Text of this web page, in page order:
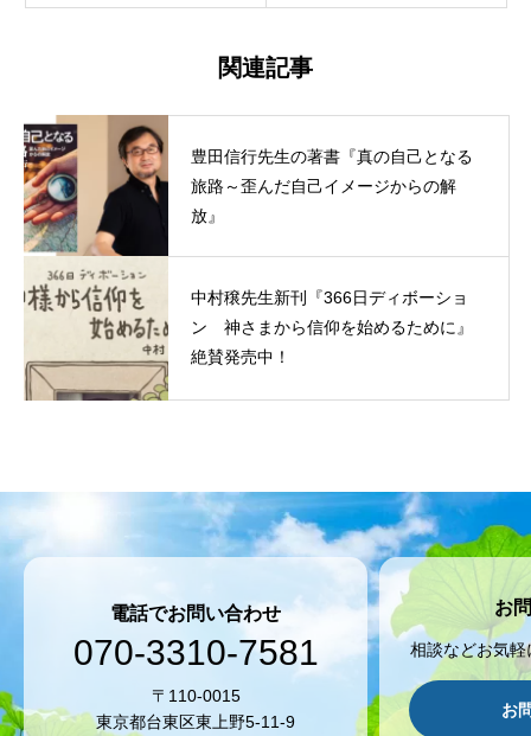
関連記事
豊田信行先生の著書『真の自己となる
旅路～歪んだ自己イメージからの解
放』
中村穣先生新刊『366日ディボーショ
ン 神さまから信仰を始めるために』
絶賛発売中！
電話でお問い合わせ
070-3310-7581
〒110-0015
東京都台東区東上野5-11-9
お
相談などお気
お